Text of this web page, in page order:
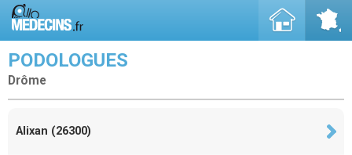
PODOLOGUES
Drôme
Alixan (26300)